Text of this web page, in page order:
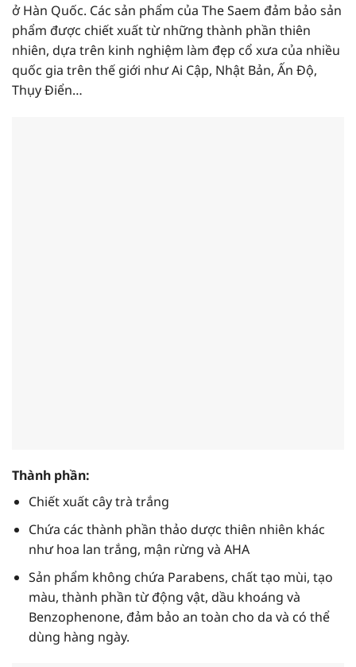
ở Hàn Quốc. Các sản phẩm của The Saem đảm bảo sản
phẩm được chiết xuất từ những thành phần thiên
nhiên, dựa trên kinh nghiệm làm đẹp cổ xưa của nhiều
quốc gia trên thế giới như Ai Cập, Nhật Bản, Ấn Độ,
Thụy Điển…
Thành phần:
Chiết xuất cây trà trắng
Chứa các thành phần thảo dược thiên nhiên khác
như hoa lan trắng, mận rừng và AHA
Sản phẩm không chứa Parabens, chất tạo mùi, tạo
màu, thành phần từ động vật, dầu khoáng và
Benzophenone, đảm bảo an toàn cho da và có thể
dùng hàng ngày.